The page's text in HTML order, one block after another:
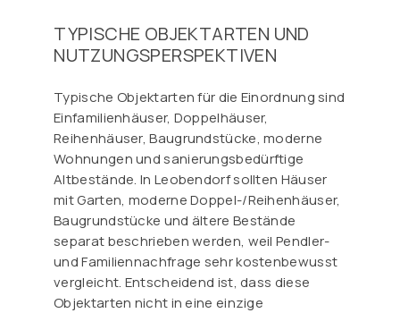
TYPISCHE OBJEKTARTEN UND
NUTZUNGSPERSPEKTIVEN
Typische Objektarten für die Einordnung sind
Einfamilienhäuser, Doppelhäuser,
Reihenhäuser, Baugrundstücke, moderne
Wohnungen und sanierungsbedürftige
Altbestände. In Leobendorf sollten Häuser
mit Garten, moderne Doppel-/Reihenhäuser,
Baugrundstücke und ältere Bestände
separat beschrieben werden, weil Pendler-
und Familiennachfrage sehr kostenbewusst
vergleicht. Entscheidend ist, dass diese
Objektarten nicht in eine einzige